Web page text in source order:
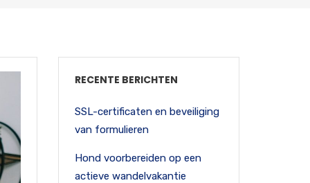
RECENTE BERICHTEN
SSL-certificaten en beveiliging
van formulieren
Hond voorbereiden op een
actieve wandelvakantie